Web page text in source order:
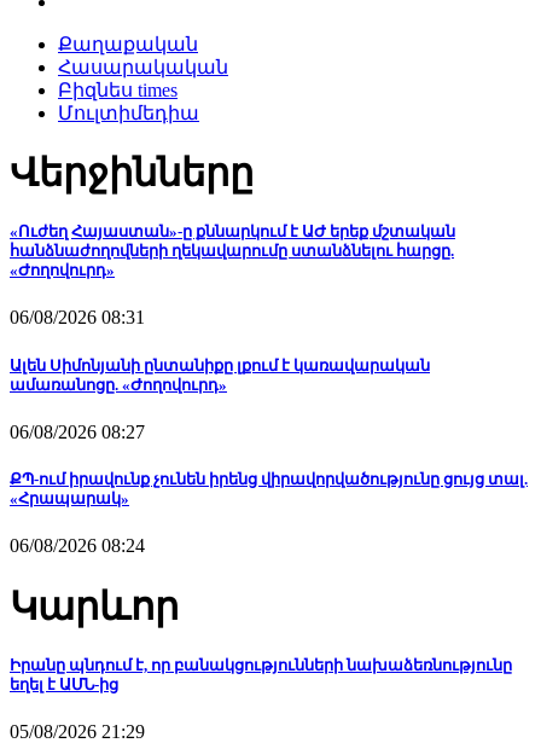
Քաղաքական
Հասարակական
Բիզնես times
Մուլտիմեդիա
Վերջինները
«Ուժեղ Հայաստան»-ը քննարկում է ԱԺ երեք մշտական
հանձնաժողովների ղեկավարումը ստանձնելու հարցը.
«Ժողովուրդ»
06/08/2026 08:31
Ալեն Սիմոնյանի ընտանիքը լքում է կառավարական
ամառանոցը. «Ժողովուրդ»
06/08/2026 08:27
ՔՊ-ում իրավունք չունեն իրենց վիրավորվածությունը ցույց տալ.
«Հրապարակ»
06/08/2026 08:24
Կարևոր
Իրանը պնդում է, որ բանակցությունների նախաձեռնությունը
եղել է ԱՄՆ-ից
05/08/2026 21:29